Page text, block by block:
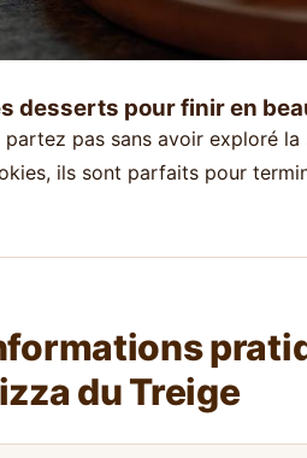
desserts pour finir en
partez pas sans avoir exploré
ils sont parfaits pour
du Treige